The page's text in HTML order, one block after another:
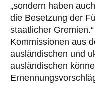
„sondern haben
die Besetzung der
staatlicher
Kommissionen aus
ausländischen und
ausländischen